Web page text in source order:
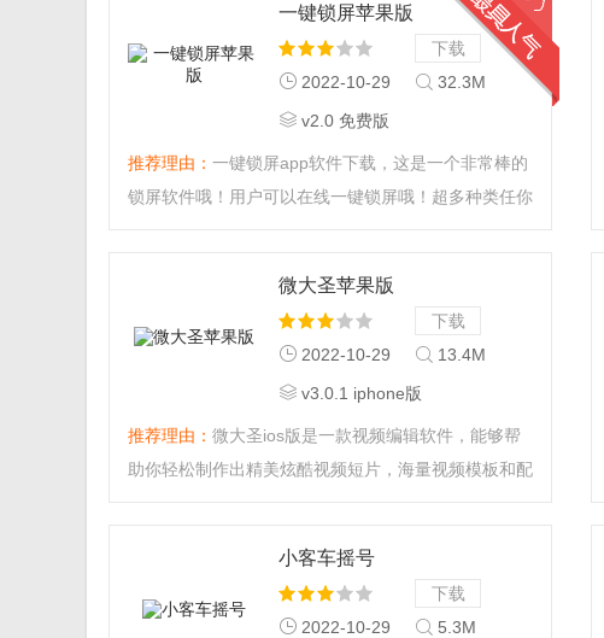
下载
一键锁屏苹果版
2022-10-29
32.3M
v2.0 免费版
推荐理由： 一键锁屏app软件下载，这是一个非常棒的
锁屏软件哦！用户可以在线一键锁屏哦！超多种类任你
下载
微大圣苹果版
2022-10-29
13.4M
v3.0.1 iphone版
推荐理由： 微大圣ios版是一款视频编辑软件，能够帮
助你轻松制作出精美炫酷视频短片，海量视频模板和配
下载
小客车摇号
2022-10-29
5.3M